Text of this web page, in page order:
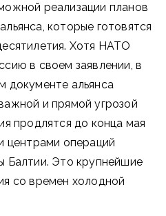
реализации планов
которые готовятся
Хотя НАТО
в своем заявлении, в
документе альянса
и прямой угрозой
продлятся до конца мая
центрами операций
Балтии. Это крупнейшие
со времен холодной